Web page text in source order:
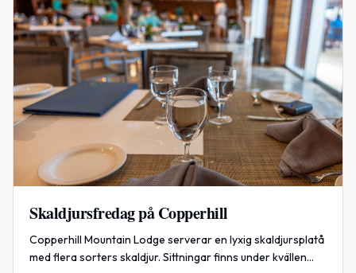
Skaldjursfredag på Copperhill
Copperhill Mountain Lodge serverar en lyxig skaldjursplatå
med flera sorters skaldjur. Sittningar finns under kvällen